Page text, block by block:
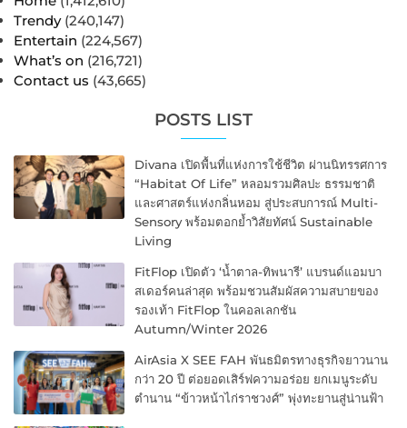
Trendy (240,147)
Entertain (224,567)
What’s on (216,721)
Contact us (43,665)
POSTS LIST
Divana เปิดพื้นที่แห่งการใช้ชีวิต ผ่านนิทรรศการ
“Habitat Of Life” หลอมรวมศิลปะ ธรรมชาติ
และศาสตร์แห่งกลิ่นหอม สู่ประสบการณ์ Multi-
Sensory พร้อมตอกย้ำวิสัยทัศน์ Sustainable
Living
FitFlop เปิดตัว ‘น้ำตาล-ทิพนารี’ แบรนด์แอมบา
สเดอร์คนล่าสุด พร้อมชวนสัมผัสความสบายของ
รองเท้า FitFlop ในคอลเลกชัน
Autumn/Winter 2026
AirAsia X SEE FAH พันธมิตรทางธุรกิจยาวนาน
กว่า 20 ปี ต่อยอดเสิร์ฟความอร่อย ยกเมนูระดับ
ตำนาน “ข้าวหน้าไก่ราชวงศ์” พุ่งทะยานสู่น่านฟ้า